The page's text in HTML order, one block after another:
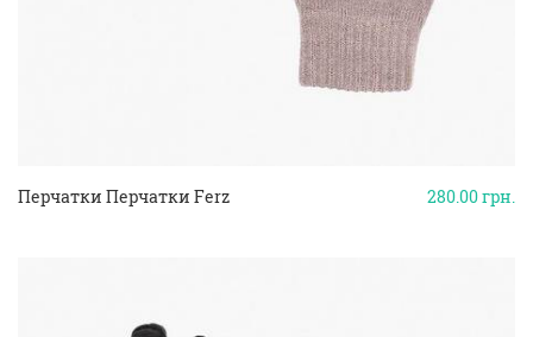
280.00грн.
Перчатки Перчатки Ferz